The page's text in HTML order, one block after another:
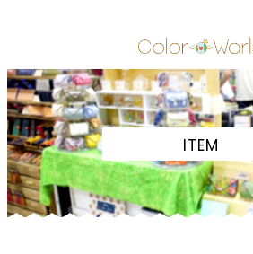
ITEM